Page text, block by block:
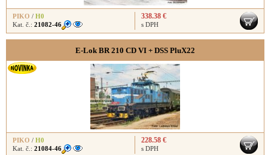
PIKO / H0
Kat. č.: 21082-46
338.38 €
s DPH
E-Lok BR 210 CD VI + DSS PluX22
PIKO / H0
Kat. č.: 21084-46
228.58 €
s DPH